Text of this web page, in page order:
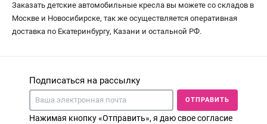
Заказать детские автомобильные кресла вы можете со складов в
Москве и Новосибирске, так же осуществляется оперативная
доставка по Екатеринбургу, Казани и остальной РФ.
Подписаться на рассылку
ОТПРАВИТЬ
Нажимая кнопку «Отправить», я даю свое согласие